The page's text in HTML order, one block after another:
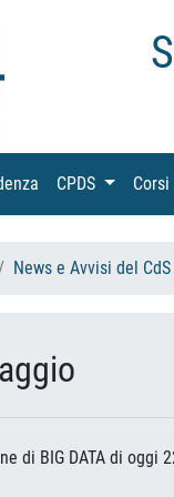
(current)
CPDS (current)
News e Avvisi del CdS
di BIG DATA di